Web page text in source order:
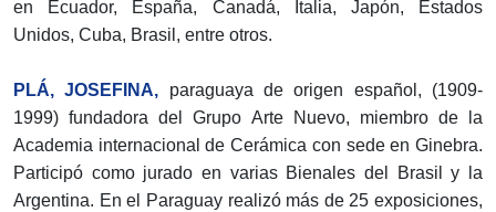
en Ecuador, España, Canadá, Italia, Japón, Estados
Unidos, Cuba, Brasil, entre otros.
PLÁ, JOSEFINA, paraguaya de origen español, (1909-
1999) fundadora del Grupo Arte Nuevo, miembro de la
Academia internacional de Cerámica con sede en Ginebra.
Participó como jurado en varias Bienales del Brasil y la
Argentina. En el Paraguay realizó más de 25 exposiciones,